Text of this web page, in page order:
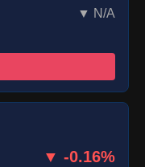
▼ N/A
▼ -0.16%